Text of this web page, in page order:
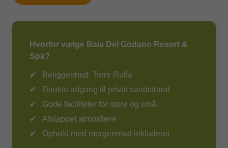
begrænset sammenlignet med nordiske standarder.
Rejsende med allergier eller særlige kostbehov
anbefales derfor selv at medbringe nødvendige
Kontakt vores kundeservice hvis du/i er i tvivl, eller har
brug for hjælp og information.
Amisol Travel Appen
Download Amisol Travel-appen og få styr på hele ferien
– direkte på mobilen!
Reggio Calabria.
Læs mere om vores udflugter, klik her
Hvorfor vælge Baia Del Godano Resort &
Spa?
Beliggenhed: Torre Ruffa
Direkte adgang til privat sandstrand
Gode faciliteter for store og små
Afslappet atmosfære
Ophold med morgenmad inkluderet